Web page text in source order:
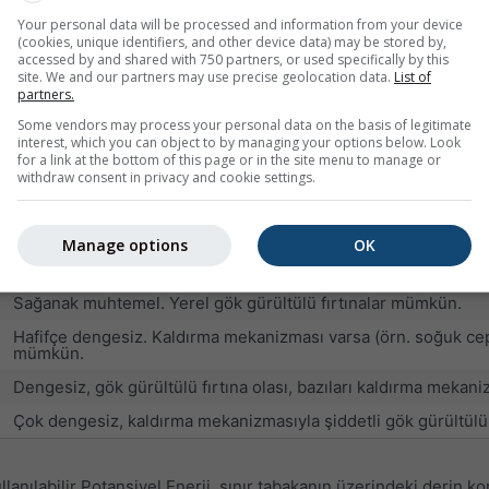
mükemmel süzülüş koşulları, ancak sağanak ve gök gürültülü
yüzde 60'tan fazla gök gürültülü fırtına olasılığı
(negatif değerler) veya stabiliteyi (pozitif değerler)
ancak şiddetli gök gürültülü fırtınaların muhtemel
Süzülüş koşulları
Çok stabil koşullar.
Stabil koşullar. Gök gürültülü fırtına olası değildir.
Sağanak muhtemel. Yerel gök gürültülü fırtınalar mümkün.
Hafifçe dengesiz. Kaldırma mekanizması varsa (örn. soğuk
mümkün.
Dengesiz, gök gürültülü fırtına olası, bazıları kaldırma
Çok dengesiz, kaldırma mekanizmasıyla şiddetli gök gürültülü
Your personal data will be processed and information from your device
(cookies, unique identifiers, and other device data) may be stored by,
accessed by and shared with 750 partners, or used specifically by this
site. We and our partners may use precise geolocation data. List of
partners.
Some vendors may process your personal data on the basis of legitimate
interest, which you can object to by managing your options below. Look
for a link at the bottom of this page or in the site menu to manage or
withdraw consent in privacy and cookie settings.
OK
Manage options